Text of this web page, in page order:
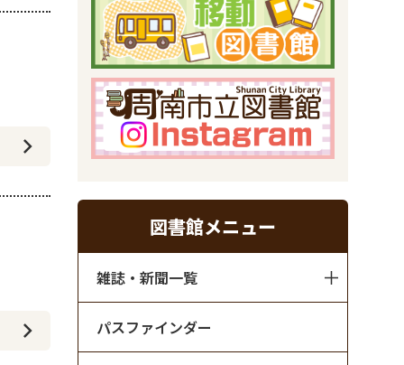
図書館メニュー
雑誌・新聞一覧
パスファインダー